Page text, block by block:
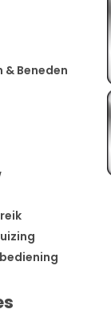
& Beneden